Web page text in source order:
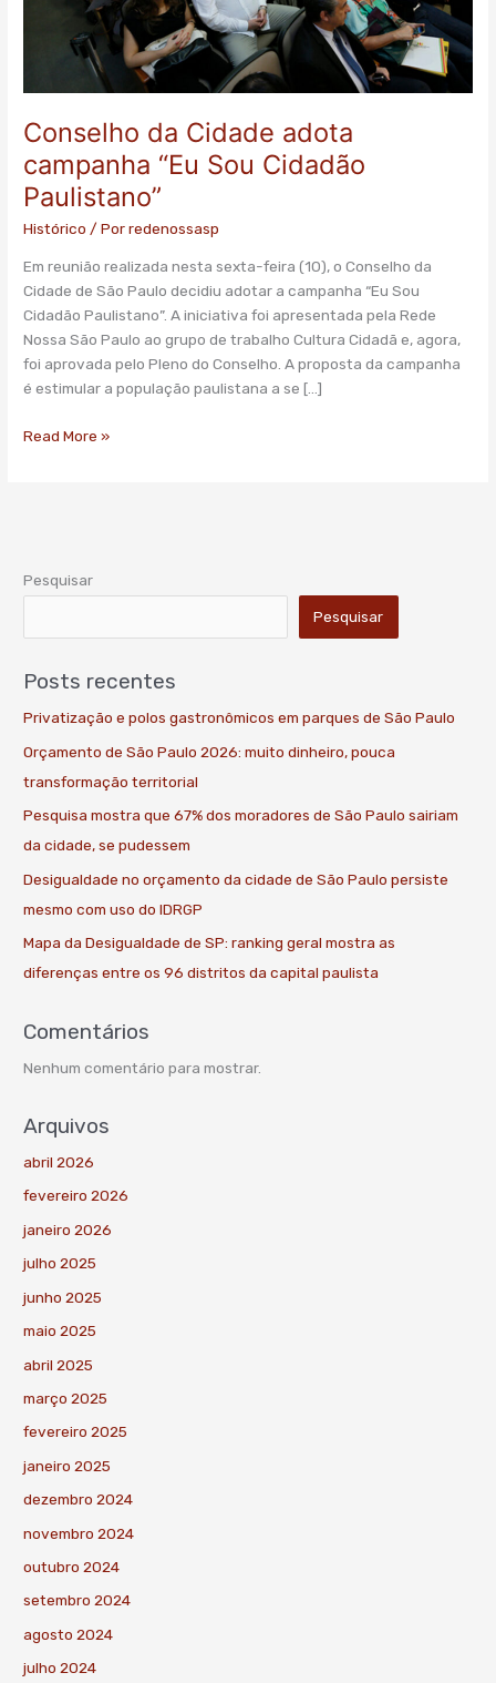
Conselho da Cidade adota
campanha “Eu Sou Cidadão
Paulistano”
Histórico / Porredenossasp
Em reunião realizada nesta sexta-feira (10), o Conselho da
Cidade de São Paulo decidiu adotar a campanha “Eu Sou
Cidadão Paulistano”. A iniciativa foi apresentada pela Rede
Nossa São Paulo ao grupo de trabalho Cultura Cidadã e, agora,
foi aprovada pelo Pleno do Conselho. A proposta da campanha
é estimular a população paulistana a se […]
Read More »
Pesquisar
Pesquisar
Posts recentes
Privatização e polos gastronômicos em parques de São Paulo
Orçamento de São Paulo 2026: muito dinheiro, pouca
transformação territorial
Pesquisa mostra que 67% dos moradores de São Paulo sairiam
da cidade, se pudessem
Desigualdade no orçamento da cidade de São Paulo persiste
mesmo com uso do IDRGP
Mapa da Desigualdade de SP: ranking geral mostra as
diferenças entre os 96 distritos da capital paulista
Comentários
Nenhum comentário para mostrar.
Arquivos
abril 2026
fevereiro 2026
janeiro 2026
julho 2025
junho 2025
maio 2025
abril 2025
março 2025
fevereiro 2025
janeiro 2025
dezembro 2024
novembro 2024
outubro 2024
setembro 2024
agosto 2024
julho 2024